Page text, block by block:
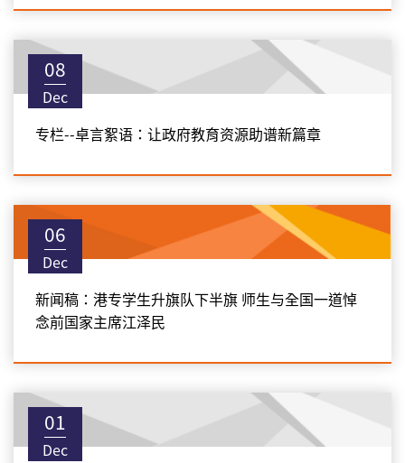
08
Dec
专栏--卓言絮语：让政府教育资源助谱新篇章
06
Dec
新闻稿：港专学生升旗队下半旗 师生与全国一道悼
念前国家主席江泽民
01
Dec